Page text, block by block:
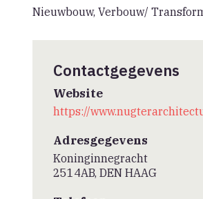
Nieuwbouw, Verbouw/
Contactgegevens
Website
https://
Adresgegevens
Koninginnegracht
2514AB, DEN HAAG